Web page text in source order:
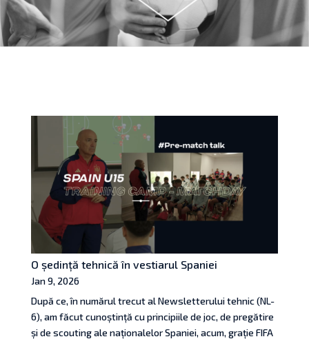
O ședință tehnică în vestiarul Spaniei
Jan 9, 2026
După ce, în numărul trecut al Newsletterului tehnic (NL-
6), am făcut cunoștință cu principiile de joc, de pregătire
și de scouting ale naționalelor Spaniei, acum, grație FIFA